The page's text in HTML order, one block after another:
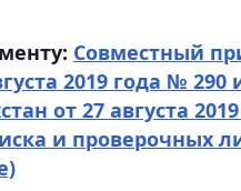
Совместный
2019 года №
от 27 августа
и проверочных